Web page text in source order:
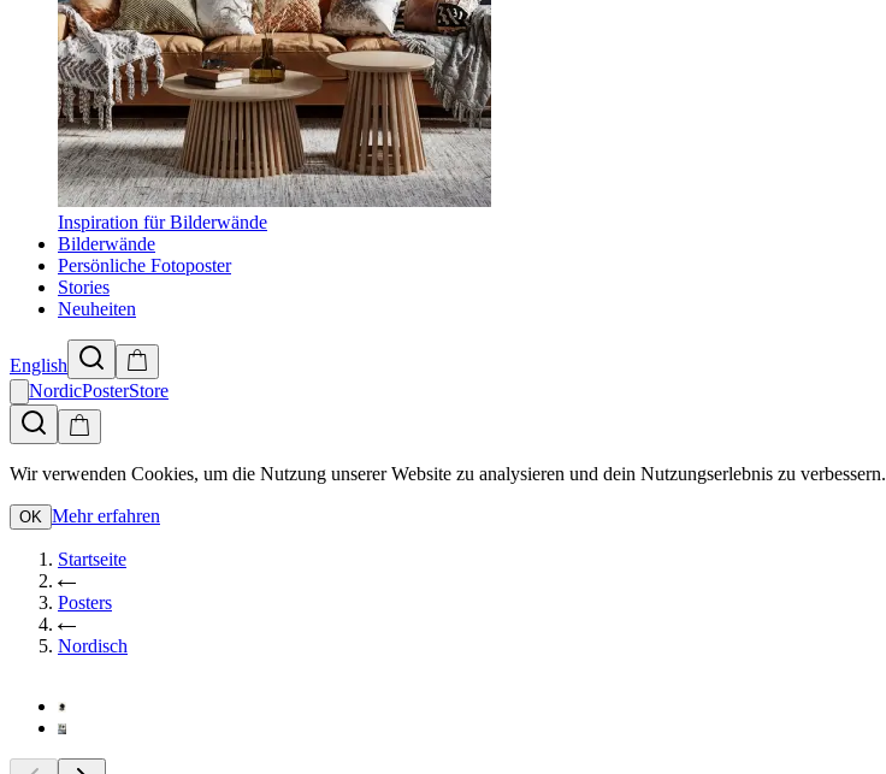
Inspiration für Bilderwände
Bilderwände
Persönliche Fotoposter
Stories
Neuheiten
English
NordicPosterStore
Wir verwenden Cookies, um die Nutzung unserer Website zu analysieren und dein Nutzungserlebnis zu verbessern.
OK Mehr erfahren
Startseite
Posters
Nordisch